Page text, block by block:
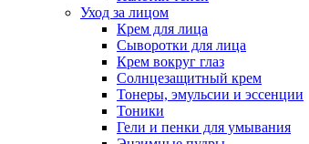
Уход за лицом
Крем для лица
Сыворотки для лица
Крем вокруг глаз
Солнцезащитный крем
Тонеры, эмульсии и эссенции
Тоники
Гели и пенки для умывания